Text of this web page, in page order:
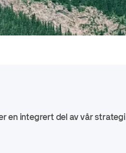
en integrert del av vår strategi